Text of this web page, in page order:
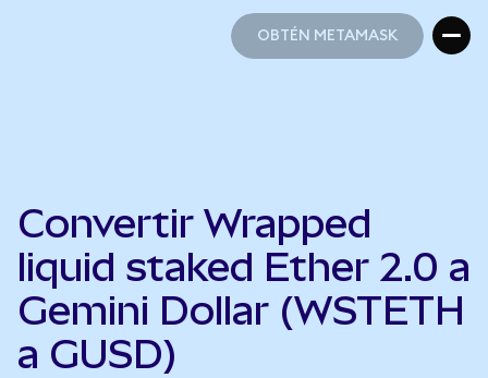
OBTÉN METAMASK
Convertir Wrapped
liquid staked Ether 2.0 a
Gemini Dollar (WSTETH
a GUSD)